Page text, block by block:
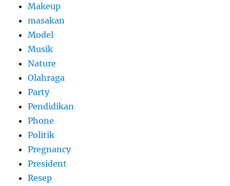
Makeup
masakan
Model
Musik
Nature
Olahraga
Party
Pendidikan
Phone
Politik
Pregnancy
President
Resep